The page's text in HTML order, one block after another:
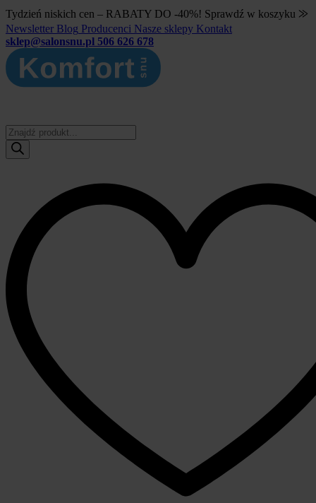
Tydzień niskich cen – RABATY DO -40%! Sprawdź w koszyku ⨠
Newsletter Blog Producenci Nasze sklepy Kontakt
sklep@salonsnu.pl 506 626 678
Wyszukiwarka
produktów